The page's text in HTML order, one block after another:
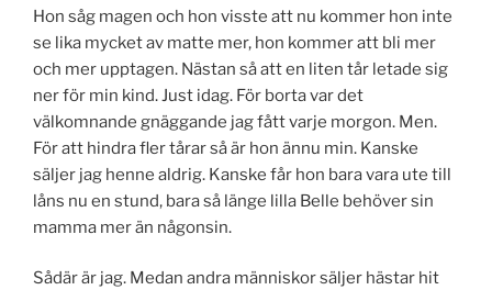
Hon såg magen och hon visste att nu kommer hon inte
se lika mycket av matte mer, hon kommer att bli mer
och mer upptagen. Nästan så att en liten tår letade sig
ner för min kind. Just idag. För borta var det
välkomnande gnäggande jag fått varje morgon. Men.
För att hindra fler tårar så är hon ännu min. Kanske
säljer jag henne aldrig. Kanske får hon bara vara ute till
låns nu en stund, bara så länge lilla Belle behöver sin
mamma mer än någonsin.
Sådär är jag. Medan andra människor säljer hästar hit